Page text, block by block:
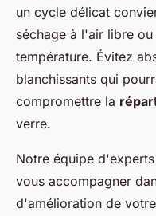
un cycle délicat
séchage à l'air libre
température. Évitez
blanchissants qui
compromettre la
verre.
Notre équipe
vous accompagner
d'amélioration de